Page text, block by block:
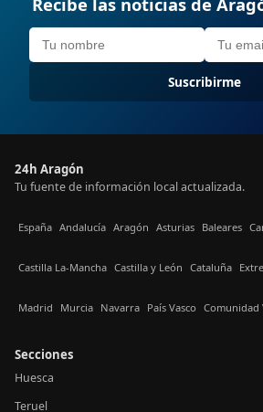
Suscribirme
24h Aragón
Tu fuente de información local actualizada.
España Andalucía Aragón Asturias Baleares
Castilla La-Mancha Castilla y León Cataluña
Madrid Murcia Navarra País Vasco Comunidad
Secciones
Huesca
Teruel